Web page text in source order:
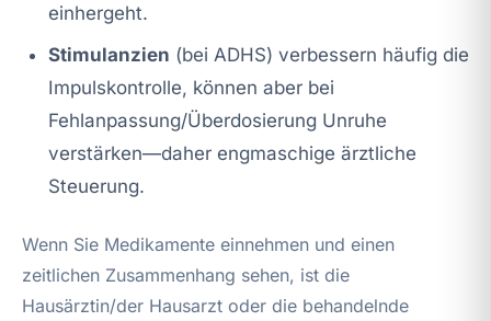
einhergeht.
Stimulanzien (bei ADHS) verbessern häufig die
Impulskontrolle, können aber bei
Fehlanpassung/Überdosierung Unruhe
verstärken—daher engmaschige ärztliche
Steuerung.
Wenn Sie Medikamente einnehmen und einen
zeitlichen Zusammenhang sehen, ist die
Hausärztin/der Hausarzt oder die behandelnde